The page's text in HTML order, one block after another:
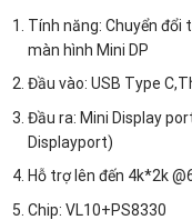
Tính năng: Chuyển đổi
màn hình Mini DP
Đầu vào: USB Type
Đầu ra: Mini Display
Displayport)
Hỗ trợ lên đến 4k*2k
Chip: VL10+PS8330